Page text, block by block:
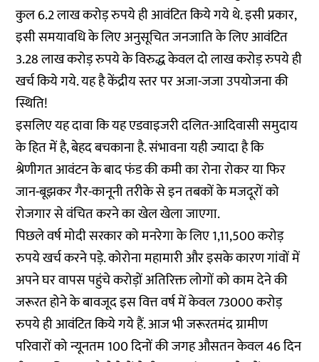
कुल 6.2 लाख करोड़ रुपये ही आवंटित किये गये थे. इसी प्रकार,
इसी समयावधि के लिए अनुसूचित जनजाति के लिए आवंटित
3.28 लाख करोड़ रुपये के विरुद्ध केवल दो लाख करोड़ रुपये ही
खर्च किये गये. यह है केंद्रीय स्तर पर अजा-जजा उपयोजना की
स्थिति!
इसलिए यह दावा कि यह एडवाइजरी दलित-आदिवासी समुदाय
के हित में है, बेहद बचकाना है. संभावना यही ज्यादा है कि
श्रेणीगत आवंटन के बाद फंड की कमी का रोना रोकर या फिर
जान-बूझकर गैर-कानूनी तरीके से इन तबकों के मजदूरों को
रोजगार से वंचित करने का खेल खेला जाएगा.
पिछले वर्ष मोदी सरकार को मनरेगा के लिए 1,11,500 करोड़
रुपये खर्च करने पड़े. कोरोना महामारी और इसके कारण गांवों में
अपने घर वापस पहुंचे करोड़ों अतिरिक्त लोगों को काम देने की
जरूरत होने के बावजूद इस वित्त वर्ष में केवल 73000 करोड़
रुपये ही आवंटित किये गये हैं. आज भी जरूरतमंद ग्रामीण
परिवारों को न्यूनतम 100 दिनों की जगह औसतन केवल 46 दिन